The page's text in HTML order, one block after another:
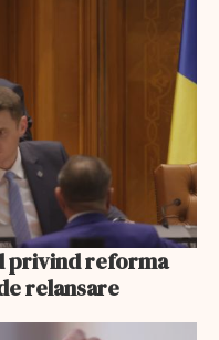
privind reforma
relansare